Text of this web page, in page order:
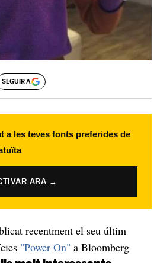
SEGUIR A
a les teves fonts preferides de
ARA →
recentment el seu últim
"Power On" a Bloomberg